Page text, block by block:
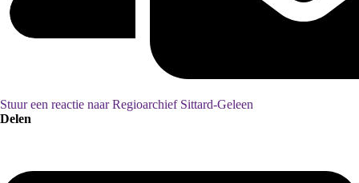
Stuur een reactie naar Regioarchief Sittard-Geleen
Delen